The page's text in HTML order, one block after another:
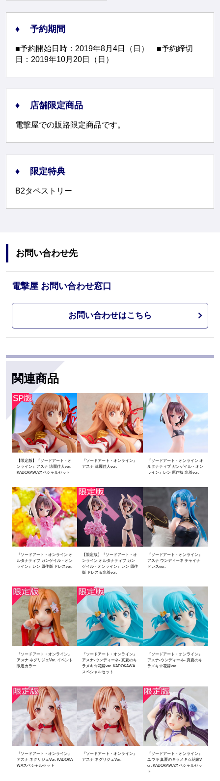
予約期間
■予約開始日時：2019年8月4日（日） ■予約締切
日：2019年10月20日（日）
店舗限定商品
電撃屋での販路限定商品です。
限定特典
B2タペストリー
お問い合わせ先
電撃屋 お問い合わせ窓口
お問い合わせはこちら
関連商品
【限定版】『ソードアート・オ
ンライン』アスナ 涼麗佳人ver.
KADOKAWAスペシャルセット
『ソードアート・オンライン』
アスナ 涼麗佳人ver.
『ソードアート・オンライン オ
ルタナティブ ガンゲイル・オン
ライン』レン 原作版 水着ver.
『ソードアート・オンライン オ
ルタナティブ ガンゲイル・オン
ライン』レン 原作版 ドレスver.
【限定版】『ソードアート・オ
ンライン オルタナティブ ガン
ゲイル・オンライン』レン 原作
版 ドレス＆水着ver.
『ソードアート・オンライン』
アスナ ウンディーネ チャイナ
ドレスver.
『ソードアート・オンライン』
アスナ ネグリジェVer. イベント
限定カラー
『ソードアート・オンライン』
アスナ-ウンディーネ- 真夏のキ
ラメキ☆花嫁ver. KADOKAWA
スペシャルセット
『ソードアート・オンライン』
アスナ-ウンディーネ- 真夏のキ
ラメキ☆花嫁ver.
『ソードアート・オンライン』
アスナ ネグリジェVer. KADOKA
WAスペシャルセット
『ソードアート・オンライン』
アスナ ネグリジェVer.
『ソードアート・オンライン』
ユウキ 真夏のキラメキ☆花嫁V
er. KADOKAWAスペシャルセッ
ト